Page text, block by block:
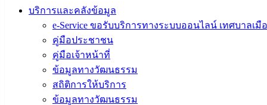
บริการและคลังข้อมูล
e-Service ขอรับบริการทางระบบออนไลน์ เทศบาลเมื
คู่มือประชาชน
คู่มือเจ้าหน้าที่
ข้อมูลทางวัฒนธรรม
สถิติการให้บริการ
ข้อมูลทางวัฒนธรรม
สภา
เทศบาล
สงวนลิขสิทธิ์ © 2563 เทศบาลเมืองอ่างศิลา จังหวัดชลบุรี |
angsilacity.go.th | Powered byBuuscript